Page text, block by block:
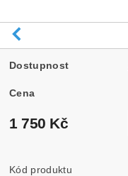
Dostupnost
Cena
1 750 Kč
Kód produktu